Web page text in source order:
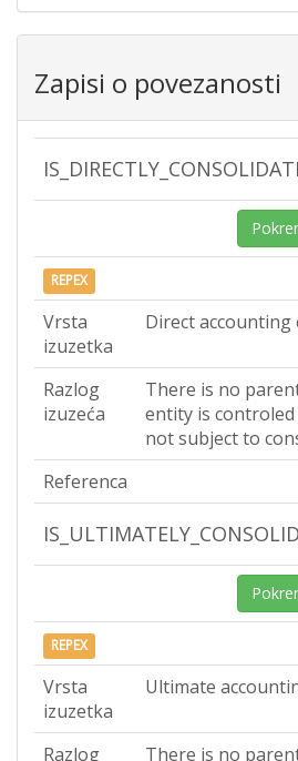
Zapisi o povezanosti
REPEX
Vrsta
izuzetka
Direct
Razlog
izuzeća
There is no
entity is
not subject to
Referenca
REPEX
Vrsta
izuzetka
Ultimate
Razlog There is no